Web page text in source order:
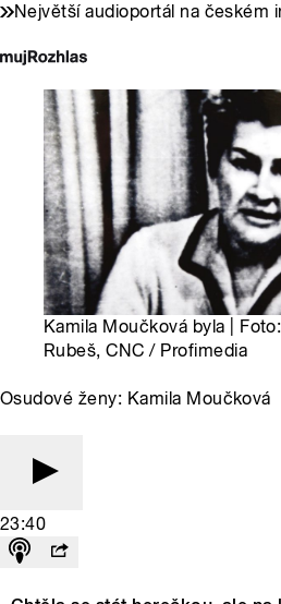
Největší audioportál na českém
Kamila Moučková byla |
Rubeš, CNC / Profimedia
Osudové ženy: Kamila Moučková
23:40